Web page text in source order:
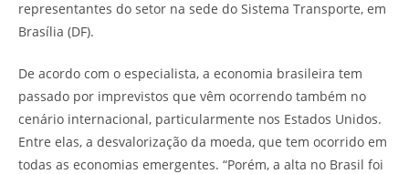
representantes do setor na sede do Sistema Transporte, em
Brasília (DF).
De acordo com o especialista, a economia brasileira tem
passado por imprevistos que vêm ocorrendo também no
cenário internacional, particularmente nos Estados Unidos.
Entre elas, a desvalorização da moeda, que tem ocorrido em
todas as economias emergentes. “Porém, a alta no Brasil foi